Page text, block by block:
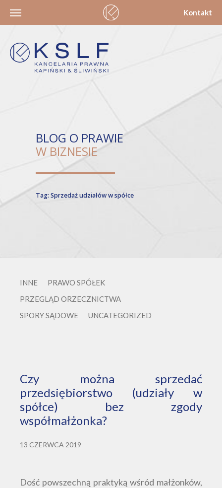
Kontakt
BLOG O PRAWIE
W BIZNESIE
Tag: Sprzedaż udziałów w spółce
INNE
PRAWO SPÓŁEK
PRZEGLĄD ORZECZNICTWA
SPORY SĄDOWE
UNCATEGORIZED
Czy można sprzedać
przedsiębiorstwo (udziały w
spółce) bez zgody
współmałżonka?
13 CZERWCA 2019
Dość powszechną praktyką wśród małżonków,